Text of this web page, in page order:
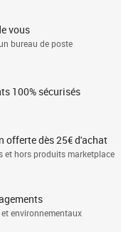
vous
bureau de poste
100% sécurisés
offerte dès 25€ d'achat
et hors produits marketplace
environnementaux